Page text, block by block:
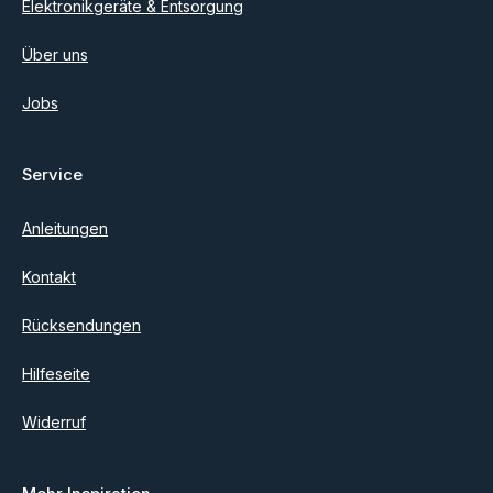
Elektronikgeräte & Entsorgung
Über uns
Jobs
Service
Anleitungen
Kontakt
Rücksendungen
Hilfeseite
Widerruf